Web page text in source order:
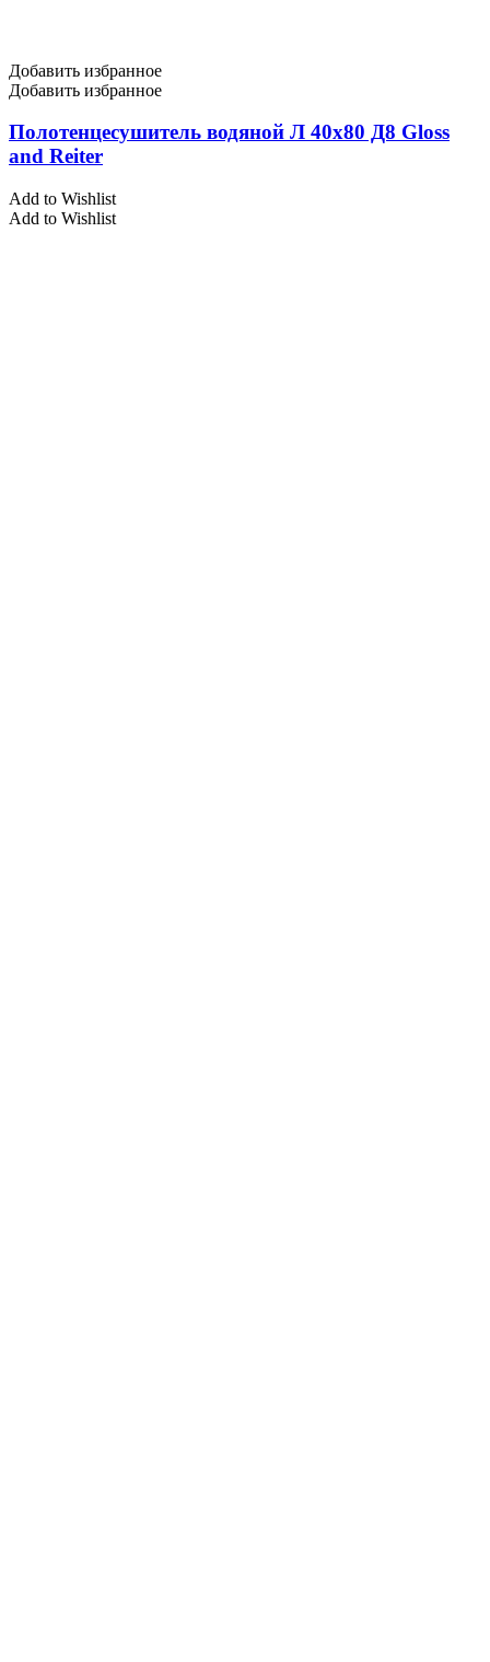
Добавить избранное
Добавить избранное
Полотенцесушитель водяной Л 40х80 Д8 Gloss
and Reiter
Add to Wishlist
Add to Wishlist